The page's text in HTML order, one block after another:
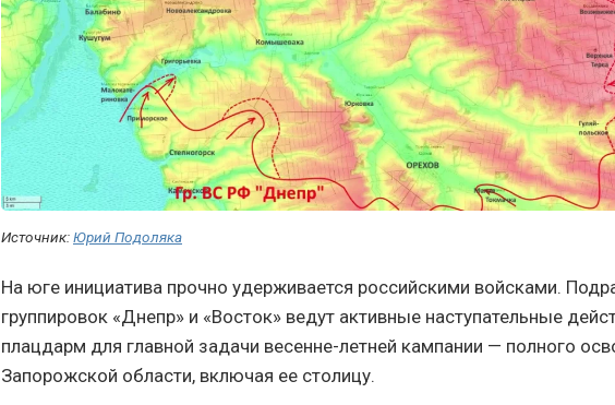
Источник:Юрий Подоляка
На юге инициатива прочно удерживается российскими войсками.
группировок «Днепр» и «Восток» ведут активные наступательные
плацдарм для главной задачи весенне-летней кампании — полного
Запорожской области, включая ее столицу.